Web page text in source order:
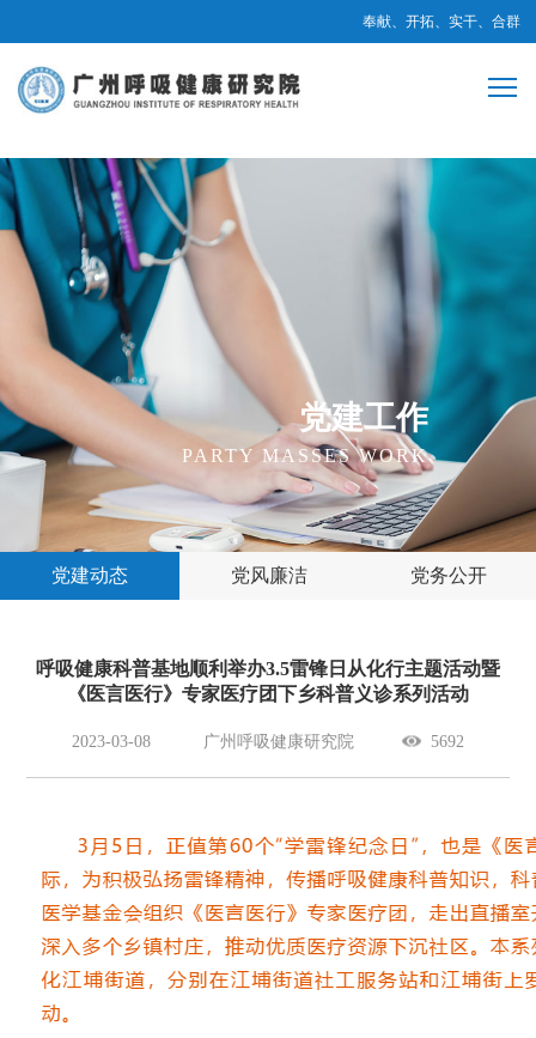
奉献、开拓、实干、合群
党建工作
PARTY MASSES WORK
党建动态 党风廉洁 党务公开
呼吸健康科普基地顺利举办3.5雷锋日从化行主题活动暨
《医言医行》专家医疗团下乡科普义诊系列活动
2023-03-08 广州呼吸健康研究院 5692